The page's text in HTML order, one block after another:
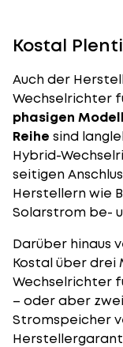
Kostal
Auch der
Wechselrichter
phasigen
Reihe sind
Hybrid-
seitigen
Herstellern wie
Solarstrom be-
Darüber hinaus
Kostal über drei
Wechselrichter
– oder aber
Stromspeicher